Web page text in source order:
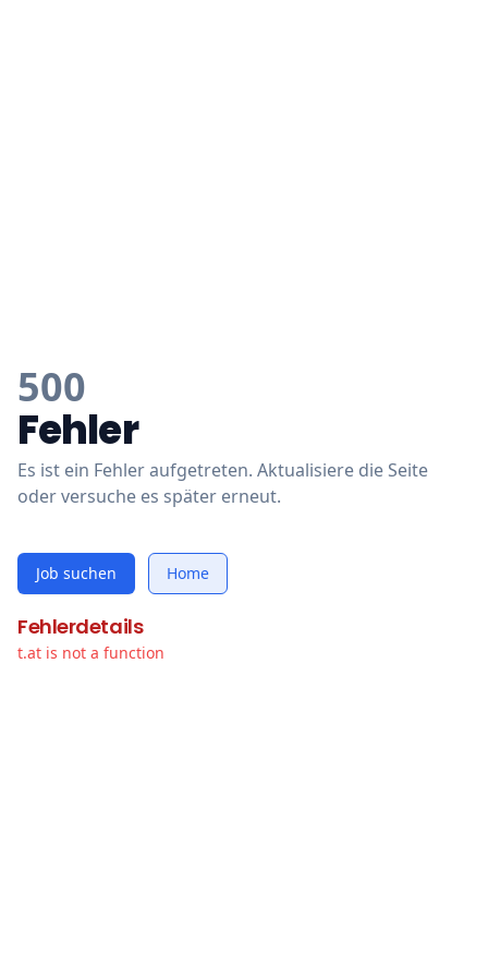
500
Fehler
Es ist ein Fehler aufgetreten. Aktualisiere die Seite
oder versuche es später erneut.
Job suchen Home
Fehlerdetails
t.at is not a function